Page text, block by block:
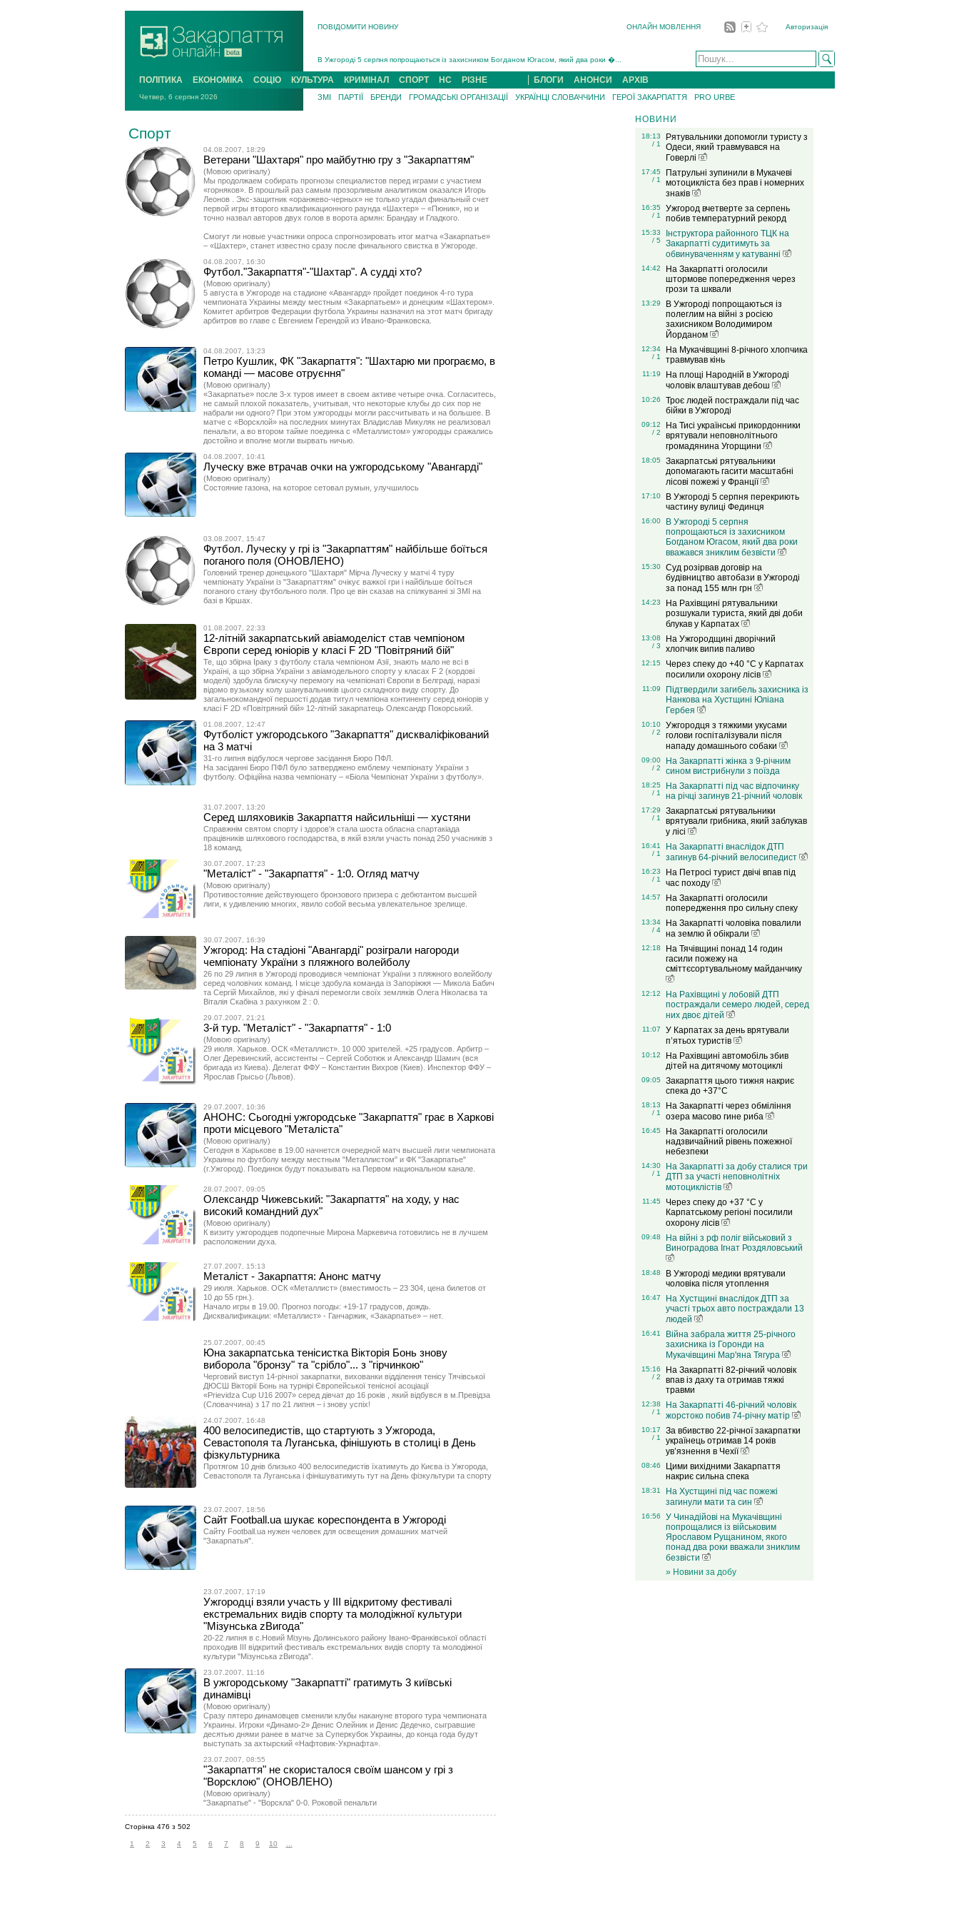
ПОВІДОМИТИ НОВИНУ ОНЛАЙН МОВЛЕННЯ Авторизація
Інструктора районного ТЦК на Закарпатті судитимуть за обвинуваченням у катув...
В Ужгороді 5 серпня попрощаються із захисником Богданом Югасом, який два роки �...
Підтвердили загибель захисника із Нанкова на Хустщині Юліана Гербея (ФОТО)[/gree...
На війні з рф поліг військовий з Виноградова Ігнат Роздяловський (ФОТО)...
На Хустщині внаслідок ДТП за участі трьох авто постраждали 13 людей (ФОТО)...
ПОЛІТИКА ЕКОНОМІКА СОЦІО КУЛЬТУРА КРИМІНАЛ СПОРТ НС РІЗНЕ БЛОГИ АНОНСИ АРХІВ
Четвер, 6 серпня 2026 ЗМІ ПАРТІЇ БРЕНДИ ГРОМАДСЬКІ ОРГАНІЗАЦІЇ УКРАЇНЦІ СЛОВАЧЧИНИ ГЕРОЇ ЗАКАРПАТТЯ PRO URBE
Спорт
04.08.2007, 18:29
Ветерани "Шахтаря" про майбутню гру з "Закарпаттям"
(Мовою оригіналу)
Мы продолжаем собирать прогнозы специалистов перед играми с участием
«горняков». В прошлый раз самым прозорливым аналитиком оказался Игорь
Леонов . Экс-защитник «оранжево-черных» не только угадал финальный счет
первой игры второго квалификационного раунда «Шахтер» – «Пюник», но и
точно назвал авторов двух голов в ворота армян: Брандау и Гладкого.
Смогут ли новые участники опроса спрогнозировать итог матча «Закарпатье»
– «Шахтер», станет известно сразу после финального свистка в Ужгороде.
04.08.2007, 16:30
Футбол."Закарпаття"-"Шахтар". А судді хто?
(Мовою оригіналу)
5 августа в Ужгороде на стадионе «Авангард» пройдет поединок 4-го тура
чемпионата Украины между местным «Закарпатьем» и донецким «Шахтером».
Комитет арбитров Федерации футбола Украины назначил на этот матч бригаду
арбитров во главе с Евгением Герендой из Ивано-Франковска.
04.08.2007, 13:23
Петро Кушлик, ФК "Закарпаття": "Шахтарю ми програємо, в
команді — масове отруєння"
(Мовою оригіналу)
«Закарпатье» после 3-х туров имеет в своем активе четыре очка. Согласитесь,
не самый плохой показатель, учитывая, что некоторые клубы до сих пор не
набрали ни одного? При этом ужгородцы могли рассчитывать и на большее. В
матче с «Ворсклой» на последних минутах Владислав Микуляк не реализовал
пенальти, а во втором тайме поединка с «Металлистом» ужгородцы сражались
достойно и вполне могли вырвать ничью.
04.08.2007, 10:41
Луческу вже втрачав очки на ужгородському "Авангарді"
(Мовою оригіналу)
Состояние газона, на которое сетовал румын, улучшилось
03.08.2007, 15:47
Футбол. Луческу у грі із "Закарпаттям" найбільше боїться
поганого поля (ОНОВЛЕНО)
Головний тренер донецького "Шахтаря" Мірча Луческу у матчі 4 туру
чемпіонату України із "Закарпаттям" очікує важкої гри і найбільше боїться
поганого стану футбольного поля. Про це він сказав на спілкуванні зі ЗМІ на
базі в Кіршах.
01.08.2007, 22:33
12-літній закарпатський авіамоделіст став чемпіоном
Європи серед юніорів у класі F 2D "Повітряний бій"
Те, що збірна Іраку з футболу стала чемпіоном Азії, знають мало не всі в
Україні, а що збірна України з авіамодельного спорту у класах F 2 (кордові
моделі) здобула блискучу перемогу на чемпіонаті Європи в Белграді, наразі
відомо вузькому колу шанувальників цього складного виду спорту. До
загальнокомандної першості додав титул чемпіона континенту серед юніорів у
класі F 2D «Повітряний бій» 12-літній закарпатець Олександр Покорський.
01.08.2007, 12:47
Футболіст ужгородського "Закарпаття" дискваліфікований
на 3 матчі
31-го липня відбулося чергове засідання Бюро ПФЛ.
На засіданні Бюро ПФЛ було затверджено емблему чемпіонату України з
футболу. Офіційна назва чемпіонату – «Біола Чемпіонат України з футболу».
31.07.2007, 13:20
Серед шляховиків Закарпаття найсильніші — хустяни
Справжнім святом спорту і здоров'я стала шоста обласна спартакіада
працівників шляхового господарства, в якій взяли участь понад 250 учасників з
18 команд.
30.07.2007, 17:23
"Металіст" - "Закарпаття" - 1:0. Огляд матчу
(Мовою оригіналу)
Противостояние действующего бронзового призера с дебютантом высшей
лиги, к удивлению многих, явило собой весьма увлекательное зрелище.
30.07.2007, 16:39
Ужгород: На стадіоні "Авангарді" розіграли нагороди
чемпіонату України з пляжного волейболу
26 по 29 липня в Ужгороді проводився чемпіонат України з пляжного волейболу
серед чоловічих команд. І місце здобула команда із Запоріжжя — Микола Бабич
та Сергій Михайлов, які у фіналі перемогли своїх земляків Олега Ніколаєва та
Віталія Скабіна з рахунком 2 : 0.
29.07.2007, 21:21
3-й тур. "Металіст" - "Закарпаття" - 1:0
(Мовою оригіналу)
29 июля. Харьков. ОСК «Металлист». 10 000 зрителей. +25 градусов. Арбитр –
Олег Деревинский, ассистенты – Сергей Соботюк и Александр Шамич (вся
бригада из Киева). Делегат ФФУ – Константин Вихров (Киев). Инспектор ФФУ –
Ярослав Грысьо (Львов).
29.07.2007, 10:36
АНОНС: Сьогодні ужгородське "Закарпаття" грає в Харкові
проти місцевого "Металіста"
(Мовою оригіналу)
Сегодня в Харькове в 19.00 начнется очередной матч высшей лиги чемпионата
Украины по футболу между местным "Металлистом" и ФК "Закарпатье"
(г.Ужгород). Поединок будут показывать на Первом национальном канале.
28.07.2007, 09:05
Олександр Чижевський: "Закарпаття" на ходу, у нас
високий командний дух"
(Мовою оригіналу)
К визиту ужгородцев подопечные Мирона Маркевича готовились не в лучшем
расположении духа.
27.07.2007, 15:13
Металіст - Закарпаття: Анонс матчу
29 июля. Харьков. ОСК «Металлист» (вместимость – 23 304, цена билетов от
10 до 55 грн.).
Начало игры в 19.00. Прогноз погоды: +19-17 градусов, дождь.
Дисквалификации: «Металлист» - Ганчаржик, «Закарпатье» – нет.
25.07.2007, 00:45
Юна закарпатська тенісистка Вікторія Бонь знову
виборола "бронзу" та "срібло"... з "гірчинкою"
Черговий виступ 14-річної закарпатки, вихованки відділення тенісу Тячівської
ДЮСШ Вікторії Бонь на турнірі Європейської тенісної асоціації
«Prievidza Cup U16 2007» серед дівчат до 16 років , який відбувся в м.Превідза
(Словаччина) з 17 по 21 липня – і знову успіх!
24.07.2007, 16:48
400 велосипедистів, що стартують з Ужгорода,
Севастополя та Луганська, фінішують в столиці в День
фізкультурника
Протягом 10 днів близько 400 велосипедистів їхатимуть до Києва із Ужгорода,
Севастополя та Луганська і фінішуватимуть тут на День фізкультури та спорту
23.07.2007, 18:56
Сайт Football.ua шукає кореспондента в Ужгороді
Сайту Football.ua нужен человек для освещения домашних матчей
"Закарпатья".
23.07.2007, 17:19
Ужгородці взяли участь у ІІІ відкритому фестивалі
екстремальних видів спорту та молодіжної культури
"Мізунська zВигода"
20-22 липня в с.Новий Мізунь Долинського району Івано-Франківської області
проходив ІІІ відкритий фестиваль екстремальних видів спорту та молодіжної
культури "Мізунська zВигода".
23.07.2007, 11:16
В ужгородському "Закарпатті" гратимуть 3 київські
динамівці
(Мовою оригіналу)
Сразу пятеро динамовцев сменили клубы накануне второго тура чемпионата
Украины. Игроки «Динамо-2» Денис Олейник и Денис Дедечко, сыгравшие
десятью днями ранее в матче за Суперкубок Украины, до конца года будут
выступать за ахтырский «Нафтовик-Укрнафта».
23.07.2007, 08:55
"Закарпаття" не скористалося своїм шансом у грі з
"Ворсклою" (ОНОВЛЕНО)
(Мовою оригіналу)
"Закарпатье" - "Ворскла" 0-0. Роковой пенальти
Сторінка 476 з 502
1 2 3 4 5 6 7 8 9 10
НОВИНИ
18:13
/ 1
Рятувальники допомогли туристу з
Одеси, який травмувався на
Говерлі
17:45
/ 1
Патрульні зупинили в Мукачеві
мотоцикліста без прав і номерних
знаків
16:35
/ 1
Ужгород вчетверте за серпень
побив температурний рекорд
15:33
/ 5
Інструктора районного ТЦК на
Закарпатті судитимуть за
обвинуваченням у катуванні
14:42
На Закарпатті оголосили
штормове попередження через
грози та шквали
13:29
В Ужгороді попрощаються із
полеглим на війні з росією
захисником Володимиром
Йорданом
12:34
/ 1
На Мукачівщині 8-річного хлопчика
травмував кінь
11:19
На площі Народній в Ужгороді
чоловік влаштував дебош
10:26
Троє людей постраждали під час
бійки в Ужгороді
09:12
/ 2
На Тисі українські прикордонники
врятували неповнолітнього
громадянина Угорщини
18:05
Закарпатські рятувальники
допомагають гасити масштабні
лісові пожежі у Франції
17:10
В Ужгороді 5 серпня перекриють
частину вулиці Фединця
16:00
В Ужгороді 5 серпня
попрощаються із захисником
Богданом Югасом, який два роки
вважався зниклим безвісти
15:30
Суд розірвав договір на
будівництво автобази в Ужгороді
за понад 155 млн грн
14:23
На Рахівщині рятувальники
розшукали туриста, який дві доби
блукав у Карпатах
13:08
/ 3
На Ужгородщині дворічний
хлопчик випив паливо
12:15
Через спеку до +40 °C у Карпатах
посилили охорону лісів
11:09
Підтвердили загибель захисника із
Нанкова на Хустщині Юліана
Гербея
10:10
/ 2
Ужгородця з тяжкими укусами
голови госпіталізували після
нападу домашнього собаки
09:00
/ 2
На Закарпатті жінка з 9-річним
сином вистрибнули з поїзда
18:25
/ 1
На Закарпатті під час відпочинку
на річці загинув 21-річний чоловік
17:29
/ 1
Закарпатські рятувальники
врятували грибника, який заблукав
у лісі
16:41
/ 1
На Закарпатті внаслідок ДТП
загинув 64-річний велосипедист
16:23
/ 1
На Петросі турист двічі впав під
час походу
14:57
На Закарпатті оголосили
попередження про сильну спеку
13:34
/ 4
На Закарпатті чоловіка повалили
на землю й обікрали
12:18
На Тячівщині понад 14 годин
гасили пожежу на
сміттєсортувальному майданчику
12:12
На Рахівщині у лобовій ДТП
постраждали семеро людей, серед
них двоє дітей
11:07
У Карпатах за день врятували
п’ятьох туристів
10:12
На Рахівщині автомобіль збив
дітей на дитячому мотоциклі
09:05
Закарпаття цього тижня накриє
спека до +37°C
18:13
/ 1
На Закарпатті через обміління
озера масово гине риба
16:45
На Закарпатті оголосили
надзвичайний рівень пожежної
небезпеки
14:30
/ 1
На Закарпатті за добу сталися три
ДТП за участі неповнолітніх
мотоциклістів
11:45
Через спеку до +37 °C у
Карпатському регіоні посилили
охорону лісів
09:48
На війні з рф поліг військовий з
Виноградова Ігнат Роздяловський
18:48
В Ужгороді медики врятували
чоловіка після утоплення
16:47
На Хустщині внаслідок ДТП за
участі трьох авто постраждали 13
людей
16:41
Війна забрала життя 25-річного
захисника із Горонди на
Мукачівщині Мар'яна Тягура
15:16
/ 2
На Закарпатті 82-річний чоловік
впав із даху та отримав тяжкі
травми
12:38
/ 1
На Закарпатті 46-річний чоловік
жорстоко побив 74-річну матір
10:17
/ 1
За вбивство 22-річної закарпатки
українець отримав 14 років
ув’язнення в Чехії
08:46
Цими вихідними Закарпаття
накриє сильна спека
18:31
На Хустщині під час пожежі
загинули мати та син
16:56
У Чинадійові на Мукачівщині
попрощалися із військовим
Ярославом Рущанином, якого
понад два роки вважали зниклим
безвісти
» Новини за добу